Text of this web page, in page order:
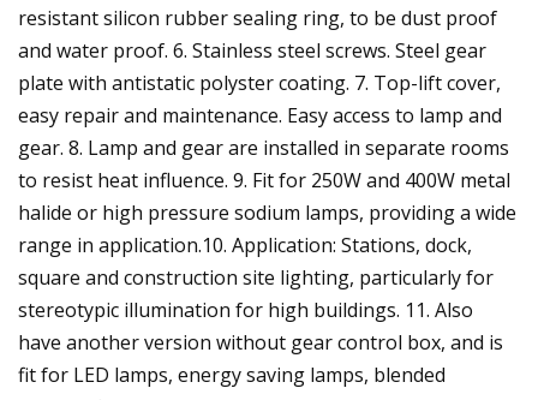
resistant silicon rubber sealing ring, to be dust proof
and water proof. 6. Stainless steel screws. Steel gear
plate with antistatic polyster coating. 7. Top-lift cover,
easy repair and maintenance. Easy access to lamp and
gear. 8. Lamp and gear are installed in separate rooms
to resist heat influence. 9. Fit for 250W and 400W metal
halide or high pressure sodium lamps, providing a wide
range in application.10. Application: Stations, dock,
square and construction site lighting, particularly for
stereotypic illumination for high buildings. 11. Also
have another version without gear control box, and is
fit for LED lamps, energy saving lamps, blended